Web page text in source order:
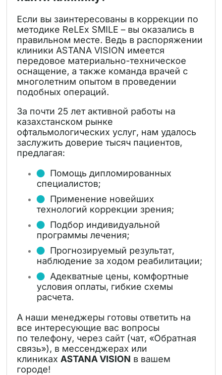
Если вы заинтересованы в коррекции по
методике ReLEx SMILE – вы оказались в
правильном месте. Ведь в распоряжении
клиники ASTANA VISION имеется
передовое материально-техническое
оснащение, а также команда врачей с
многолетним опытом в проведении
подобных операций.
За почти 25 лет активной работы на
казахстанском рынке
офтальмологических услуг, нам удалось
заслужить доверие тысяч пациентов,
предлагая:
Помощь дипломированных
специалистов;
Применение новейших
технологий коррекции зрения;
Подбор индивидуальной
программы лечения;
Прогнозируемый результат,
наблюдение за ходом реабилитации;
Адекватные цены, комфортные
условия оплаты, гибкие схемы
расчета.
А наши менеджеры готовы ответить на
все интересующие вас вопросы
по телефону, через сайт (чат, «Обратная
связь»), в мессенджерах или
клиниках ASTANA VISION в вашем
городе!